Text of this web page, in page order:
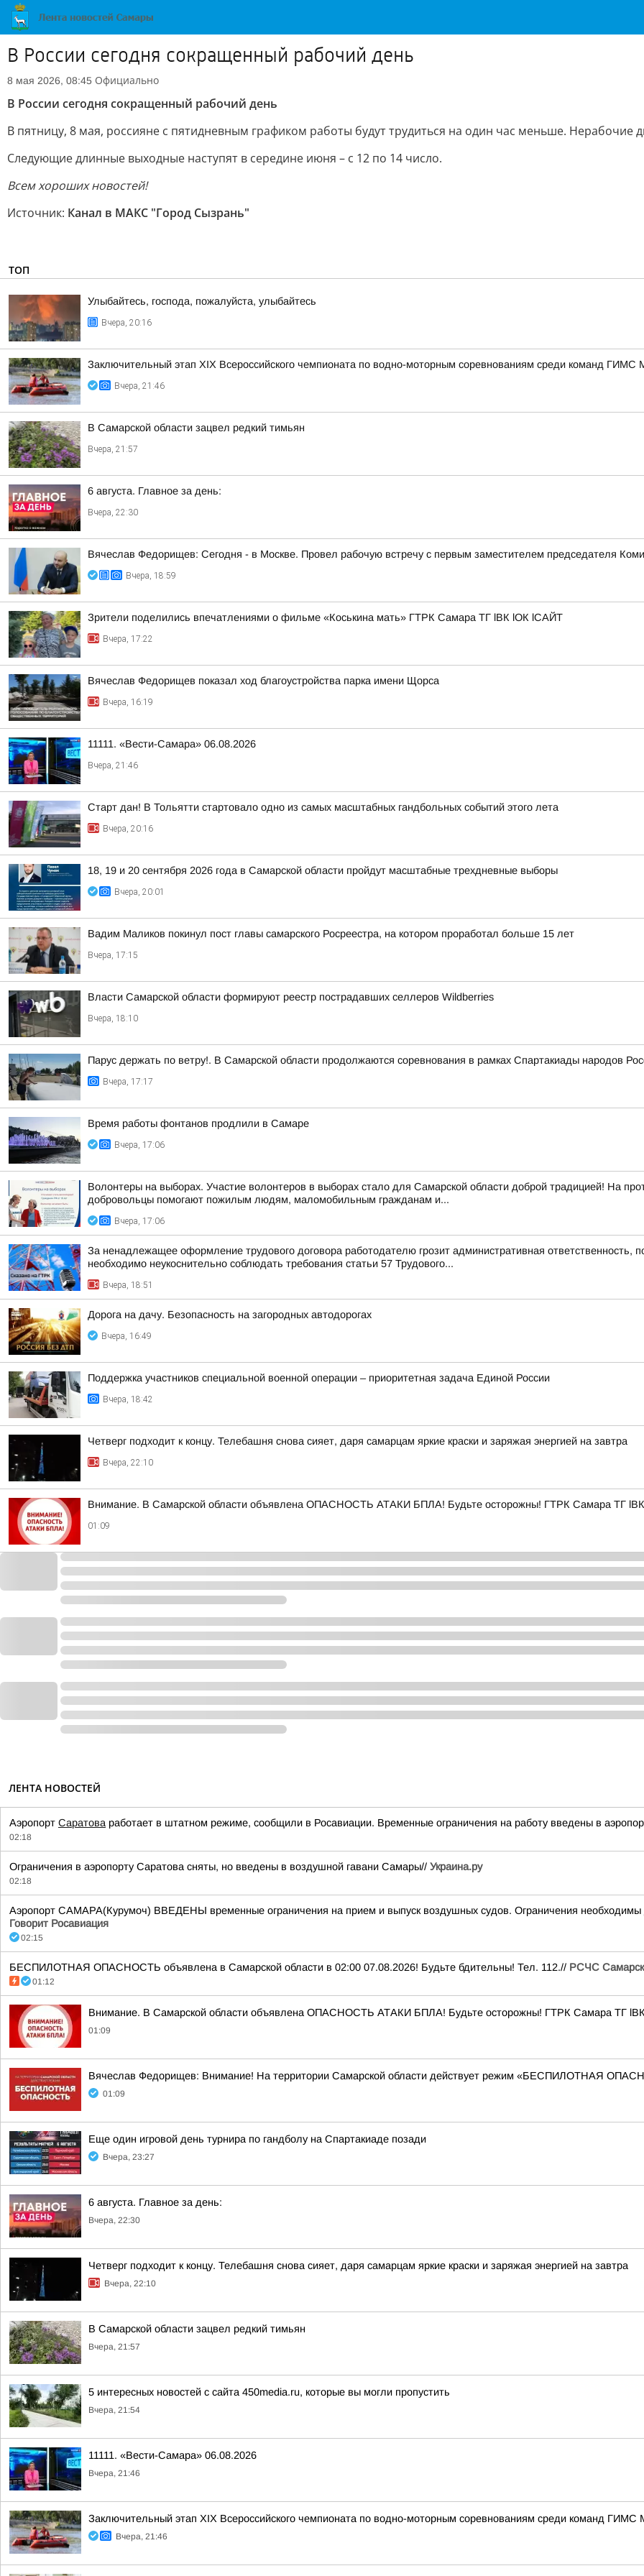
В России сегодня сокращенный рабочий день
8 мая 2026, 08:45 Официально
В России сегодня сокращенный рабочий день
В пятницу, 8 мая, россияне с пятидневным графиком работы будут трудиться на один час меньше. Нерабочие
Следующие длинные выходные наступят в середине июня – с 12 по 14 число.
Всем хороших новостей!
Источник: Канал в МАКС "Город Сызрань"
ТОП
Улыбайтесь, господа, пожалуйста, улыбайтесь
Вчера, 20:16
Заключительный этап XIХ Всероссийского чемпионата по водно-моторным соревнованиям среди команд ГИМС
Вчера, 21:46
В Самарской области зацвел редкий тимьян
Вчера, 21:57
6 августа. Главное за день:
Вчера, 22:30
Вячеслав Федорищев: Сегодня - в Москве. Провел рабочую встречу с первым заместителем председателя
Вчера, 18:59
Зрители поделились впечатлениями о фильме «Коськина мать» ГТРК Самара ТГ lВК lОК lСАЙТ
Вчера, 17:22
Вячеслав Федорищев показал ход благоустройства парка имени Щорса
Вчера, 16:19
11111. «Вести-Самара» 06.08.2026
Вчера, 21:46
Старт дан! В Тольятти стартовало одно из самых масштабных гандбольных событий этого лета
Вчера, 20:16
18, 19 и 20 сентября 2026 года в Самарской области пройдут масштабные трехдневные выборы
Вчера, 20:01
Вадим Маликов покинул пост главы самарского Росреестра, на котором проработал больше 15 лет
Вчера, 17:15
Власти Самарской области формируют реестр пострадавших селлеров Wildberries
Вчера, 18:10
Парус держать по ветру!. В Самарской области продолжаются соревнования в рамках Спартакиады народов
Вчера, 17:17
Время работы фонтанов продлили в Самаре
Вчера, 17:06
Волонтеры на выборах. Участие волонтеров в выборах стало для Самарской области доброй традицией! На
добровольцы помогают пожилым людям, маломобильным гражданам и...
Вчера, 17:06
За ненадлежащее оформление трудового договора работодателю грозит административная ответственность,
необходимо неукоснительно соблюдать требования статьи 57 Трудового...
Вчера, 18:51
Дорога на дачу. Безопасность на загородных автодорогах
Вчера, 16:49
Поддержка участников специальной военной операции – приоритетная задача Единой России
Вчера, 18:42
Четверг подходит к концу. Телебашня снова сияет, даря самарцам яркие краски и заряжая энергией на завтра
Вчера, 22:10
Внимание. В Самарской области объявлена ОПАСНОСТЬ АТАКИ БПЛА! Будьте осторожны! ГТРК Самара ТГ
01:09
ЛЕНТА НОВОСТЕЙ
Аэропорт Саратова работает в штатном режиме, сообщили в Росавиации. Временные ограничения на работу введены в
02:18
Ограничения в аэропорту Саратова сняты, но введены в воздушной гавани Самары// Украина.ру
02:18
Аэропорт САМАРА(Курумоч) ВВЕДЕНЫ временные ограничения на прием и выпуск воздушных судов. Ограничения необходимы
Говорит Росавиация
02:15
БЕСПИЛОТНАЯ ОПАСНОСТЬ объявлена в Самарской области в 02:00 07.08.2026! Будьте бдительны! Тел. 112.// РСЧС
01:12
Внимание. В Самарской области объявлена ОПАСНОСТЬ АТАКИ БПЛА! Будьте осторожны! ГТРК Самара ТГ
01:09
Вячеслав Федорищев: Внимание! На территории Самарской области действует режим «БЕСПИЛОТНАЯ
01:09
Еще один игровой день турнира по гандболу на Спартакиаде позади
Вчера, 23:27
6 августа. Главное за день:
Вчера, 22:30
Четверг подходит к концу. Телебашня снова сияет, даря самарцам яркие краски и заряжая энергией на завтра
Вчера, 22:10
В Самарской области зацвел редкий тимьян
Вчера, 21:57
5 интересных новостей с сайта 450media.ru, которые вы могли пропустить
Вчера, 21:54
11111. «Вести-Самара» 06.08.2026
Вчера, 21:46
Заключительный этап XIХ Всероссийского чемпионата по водно-моторным соревнованиям среди команд ГИМС
Вчера, 21:46